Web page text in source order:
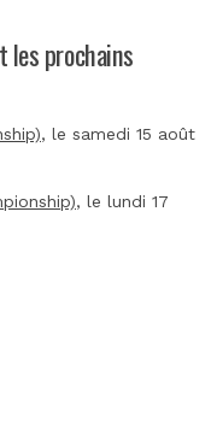
prochains
, le samedi 15 août
, le lundi 17